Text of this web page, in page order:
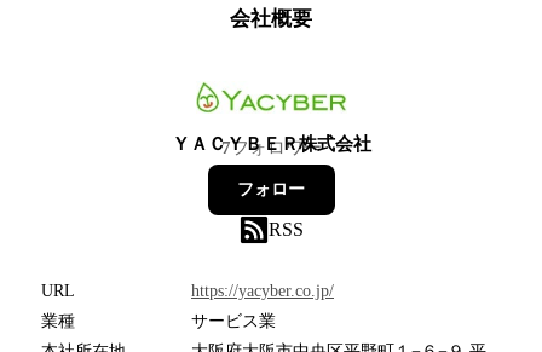
会社概要
ＹＡＣＹＢＥＲ株式会社
7フォロワー
フォロー
RSS
URL
https://yacyber.co.jp/
業種
サービス業